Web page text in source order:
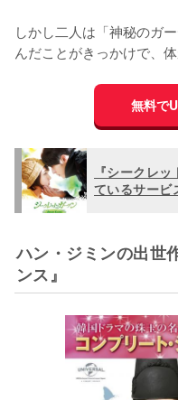
しかし二人は「神秘のガ
んだことがきっかけで、
無料で
『シークレ
ているサービ
ハン・ジミンの出世
ンス』